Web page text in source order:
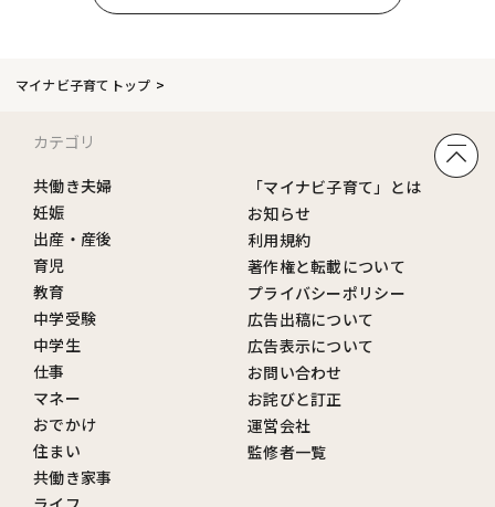
マイナビ子育てトップ
カテゴリ
共働き夫婦
妊娠
出産・産後
育児
教育
中学受験
中学生
仕事
マネー
おでかけ
住まい
共働き家事
「マイナビ子育て」とは
お知らせ
利用規約
著作権と転載について
プライバシーポリシー
広告出稿について
広告表示について
お問い合わせ
お詫びと訂正
運営会社
監修者一覧